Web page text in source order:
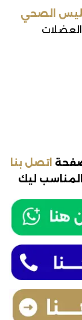
الصحي
اتصل بنا
المناسب ليك